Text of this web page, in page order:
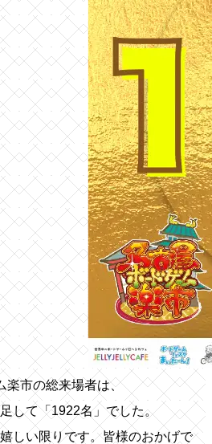
楽市の総来場者は、
して「1922名」でした。
しい限りです。皆様のおかげで